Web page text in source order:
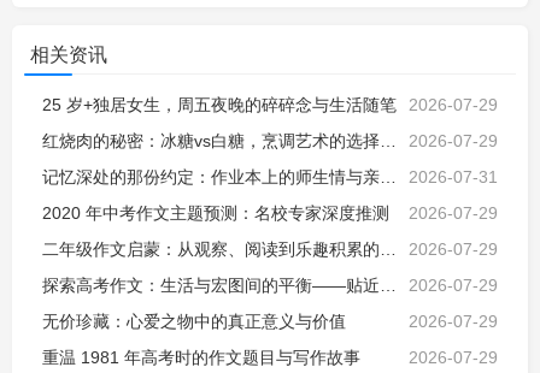
相关资讯
2026-07-29
25 岁+独居女生，周五夜晚的碎碎念与生活随笔
2026-07-29
2026-07-31
2026-07-29
2020 年中考作文主题预测：名校专家深度推测
2026-07-29
2026-07-29
2026-07-29
无价珍藏：心爱之物中的真正意义与价值
2026-07-29
重温 1981 年高考时的作文题目与写作故事